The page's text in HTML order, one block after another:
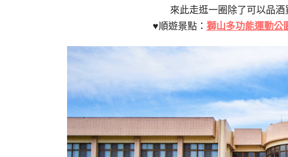
來此走逛一圈除了可以品
♥順遊景點： 獅山多功能運動公